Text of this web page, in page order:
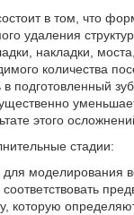
в том, что
удаления
накладки,
количества
подготовленный
этого
стадии:
моделирования
которую